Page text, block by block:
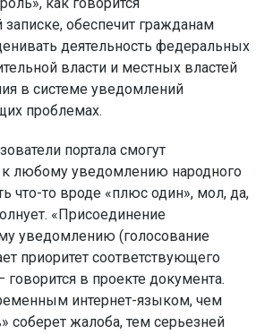
записке, обеспечит гражданам
деятельность федеральных
власти и местных властей
в системе уведомлений
проблемах.
портала смогут
к любому уведомлению народного
что-то вроде «плюс один», мол, да,
«Присоединение
уведомлению (голосование
приоритет соответствующего
в проекте документа.
интернет-языком, чем
соберет жалоба, тем серьезней